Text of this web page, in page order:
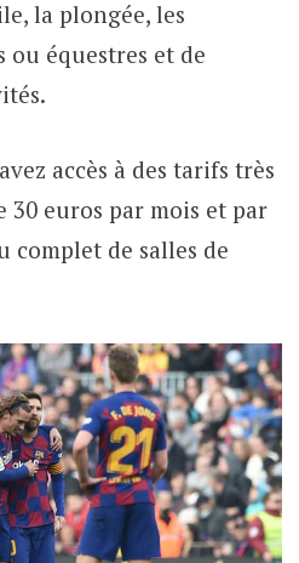
la plongée, les
ou équestres et de
accès à des tarifs très
30 euros par mois et par
complet de salles de